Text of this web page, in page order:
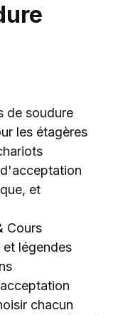
de soudure
les étagères
et
Cours
légendes
chacun